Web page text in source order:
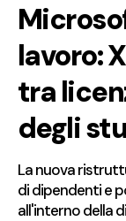
lavoro:
tra
degli
La nuova
di dipendenti e
all'interno della